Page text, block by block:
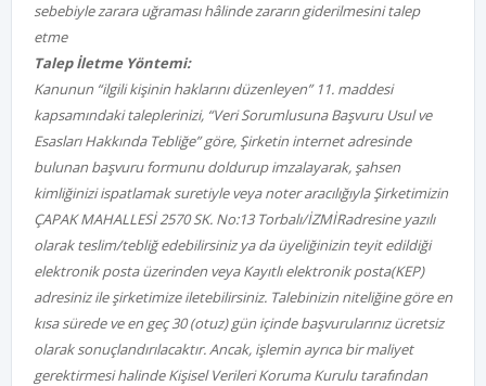
sebebiyle zarara uğraması hâlinde zararın giderilmesini talep
etme
Talep İletme Yöntemi:
Kanunun “ilgili kişinin haklarını düzenleyen” 11. maddesi
kapsamındaki taleplerinizi, “Veri Sorumlusuna Başvuru Usul ve
Esasları Hakkında Tebliğe” göre, Şirketin internet adresinde
bulunan başvuru formunu doldurup imzalayarak, şahsen
kimliğinizi ispatlamak suretiyle veya noter aracılığıyla Şirketimizin
ÇAPAK MAHALLESİ 2570 SK. No:13 Torbalı/İZMİRadresine yazılı
olarak teslim/tebliğ edebilirsiniz ya da üyeliğinizin teyit edildiği
elektronik posta üzerinden veya Kayıtlı elektronik posta(KEP)
adresiniz ile şirketimize iletebilirsiniz. Talebinizin niteliğine göre en
kısa sürede ve en geç 30 (otuz) gün içinde başvurularınız ücretsiz
olarak sonuçlandırılacaktır. Ancak, işlemin ayrıca bir maliyet
gerektirmesi halinde Kişisel Verileri Koruma Kurulu tarafından